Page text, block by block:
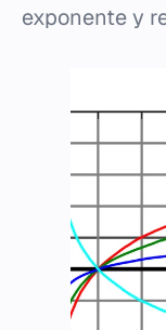
exponente y